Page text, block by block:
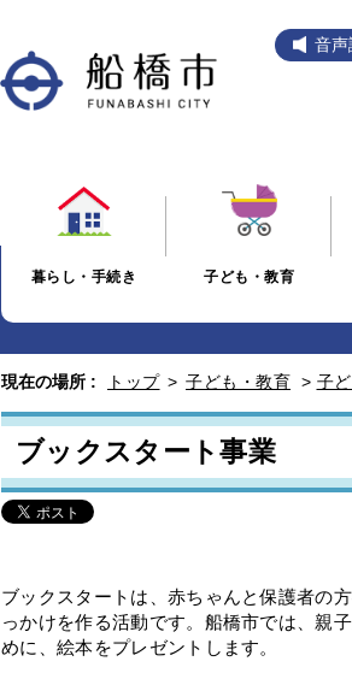
音
暮らし・手続き 子ども・教育
現在の場所 : トップ > 子ども・教育 > 子
ブックスタート事業
ブックスタートは、赤ちゃんと保護者の
っかけを作る活動です。船橋市では、親
めに、絵本をプレゼントします。